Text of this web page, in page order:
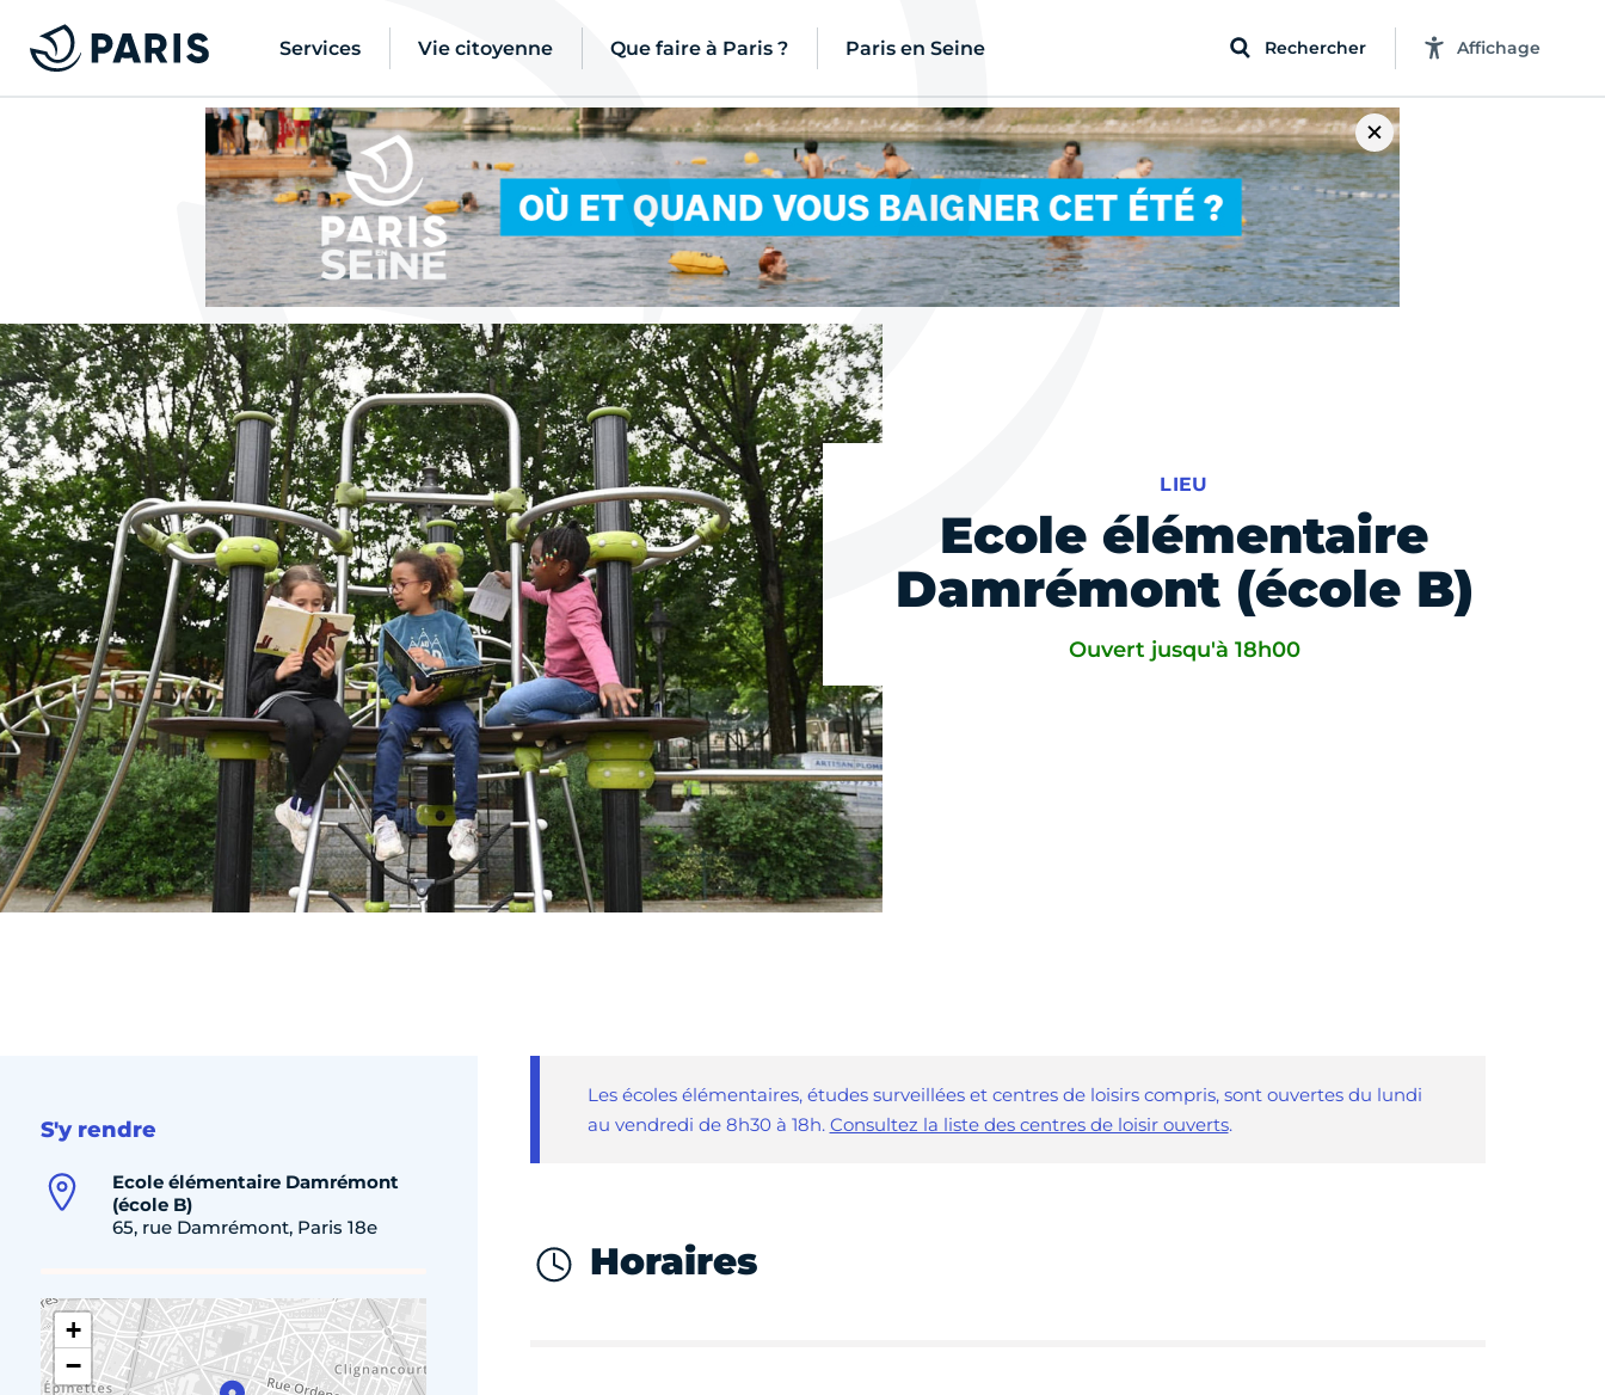
Services Vie citoyenne Que faire à Paris ? Paris en Seine Rechercher Affichage
LIEU
Ecole élémentaire
Damrémont (école B)
Ouvert jusqu'à 18h00
S'y rendre
Ecole élémentaire Damrémont
(école B)
65, rue Damrémont, Paris 18e
+
−
Les écoles élémentaires, études surveillées et centres de loisirs compris, sont ouvertes du lundi
au vendredi de 8h30 à 18h. Consultez la liste des centres de loisir ouverts.
Horaires